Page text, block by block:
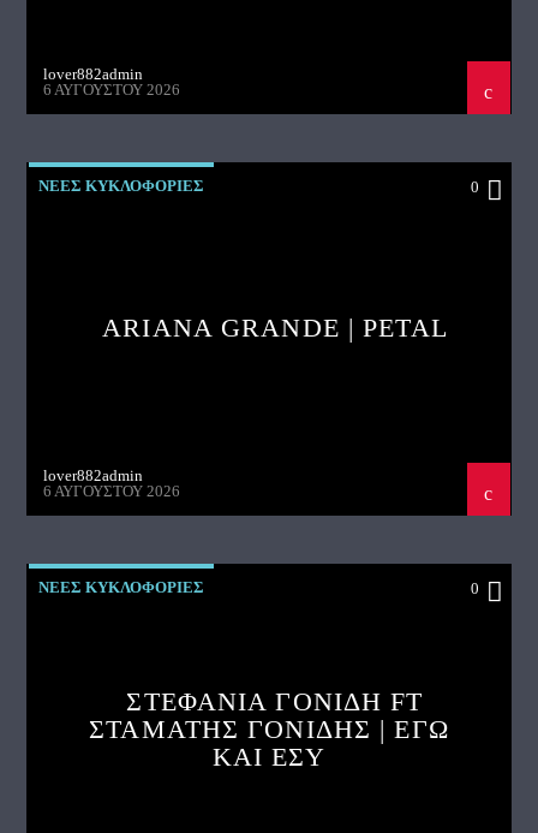
lover882admin
6 ΑΥΓΟΎΣΤΟΥ 2026
ΝΕΕΣ ΚΥΚΛΟΦΟΡΙΕΣ 0
ARIANA GRANDE | PETAL
lover882admin
6 ΑΥΓΟΎΣΤΟΥ 2026
ΝΕΕΣ ΚΥΚΛΟΦΟΡΙΕΣ 0
ΣΤΕΦΑΝΙΑ ΓΟΝΙΔΗ FT
ΣΤΑΜΑΤΗΣ ΓΟΝΙΔΗΣ | ΕΓΩ
ΚΑΙ ΕΣΥ